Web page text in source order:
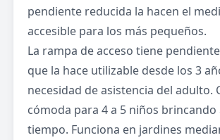
pendiente reducida la hacen el
accesible para los más pequeños.
La rampa de acceso tiene
que la hace utilizable desde los 3
necesidad de asistencia del adulto.
cómoda para 4 a 5 niños brincando
tiempo. Funciona en jardines